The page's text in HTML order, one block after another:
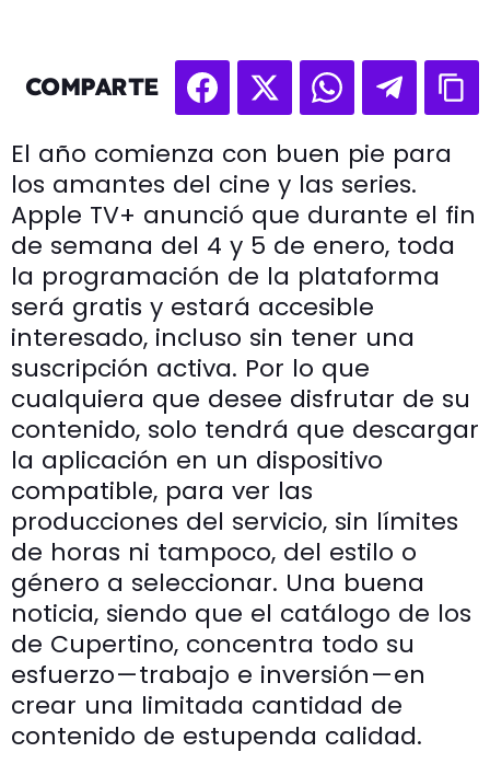
COMPARTE
El año comienza con buen pie para
los amantes del cine y las series.
Apple TV+ anunció que durante el fin
de semana del 4 y 5 de enero, toda
la programación de la plataforma
será gratis y estará accesible
interesado, incluso sin tener una
suscripción activa. Por lo que
cualquiera que desee disfrutar de su
contenido, solo tendrá que descargar
la aplicación en un dispositivo
compatible, para ver las
producciones del servicio, sin límites
de horas ni tampoco, del estilo o
género a seleccionar. Una buena
noticia, siendo que el catálogo de los
de Cupertino, concentra todo su
esfuerzo — trabajo e inversión — en
crear una limitada cantidad de
contenido de estupenda calidad.